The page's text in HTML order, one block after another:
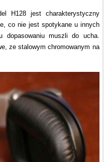
H128 jest charakterystyczny
co nie jest spotykane u innych
dopasowaniu muszli do ucha.
ze stalowym chromowanym na